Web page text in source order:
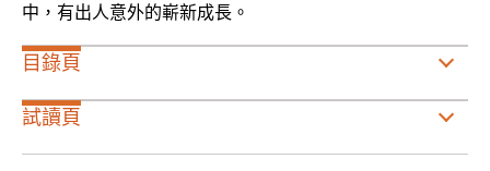
中，有出人意外的嶄新成長。
目錄頁
試讀頁